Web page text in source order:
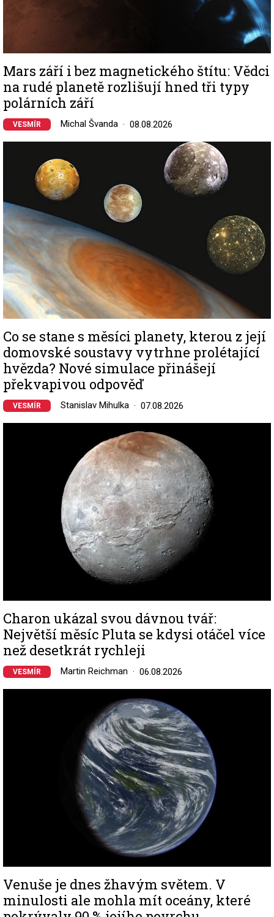
Mars září i bez magnetického štítu: Vědci
na rudé planetě rozlišují hned tři typy
polárních září
VESMÍR Michal Švanda 08.08.2026
Co se stane s měsíci planety, kterou z její
domovské soustavy vytrhne prolétající
hvězda? Nové simulace přinášejí
překvapivou odpověď
VESMÍR Stanislav Mihulka 07.08.2026
Charon ukázal svou dávnou tvář:
Největší měsíc Pluta se kdysi otáčel více
než desetkrát rychleji
VESMÍR Martin Reichman 06.08.2026
Venuše je dnes žhavým světem. V
minulosti ale mohla mít oceány, které